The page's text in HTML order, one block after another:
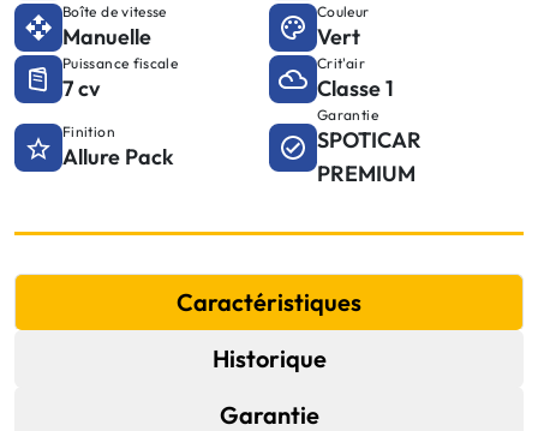
Boîte de vitesse
Manuelle
Couleur
Vert
Puissance fiscale
7 cv
Crit'air
Classe 1
Finition
Allure Pack
Garantie
SPOTICAR
PREMIUM
Caractéristiques
Historique
Garantie